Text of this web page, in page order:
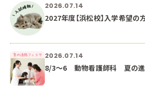
2026.07.14
2027年度【浜松校】入学希望の
2026.07.14
8/3～6 動物看護師科 夏の進